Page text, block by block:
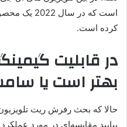
کرده است.
در قابلیت
بهتر است یا
حالا که بحث رفرش ریت
بیایید مقایسه‌ای در مورد